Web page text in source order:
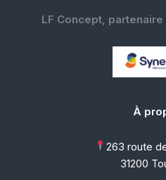
LF Concept,
À
263 route
31200